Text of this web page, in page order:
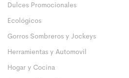
Dulces Promocionales
Ecológicos
Gorros Sombreros y Jockeys
Herramientas y Automovil
Hogar y Cocina